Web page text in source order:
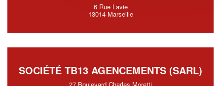
6 Rue Lavie
13014 Marseille
SOCIÉTÉ TB13 AGENCEMENTS (SARL)